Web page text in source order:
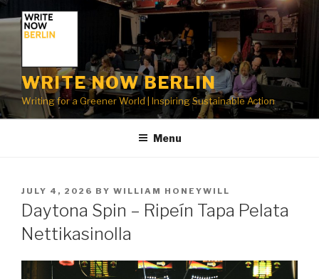
to
content
WRITE NOW BERLIN
Writing for a Greener World | Inspiring Sustainable Action
Menu
POSTED
ON
JULY 4, 2026 BY WILLIAM HONEYWILL
Daytona Spin – Ripeín Tapa Pelata
Nettikasinolla